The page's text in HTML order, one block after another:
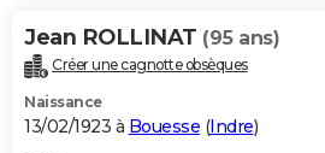
Jean ROLLINAT (95 ans)
Créer une cagnotte obsèques
Naissance
13/02/1923 à Bouesse (Indre)